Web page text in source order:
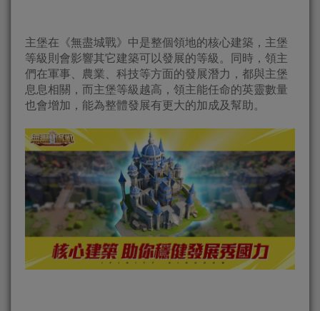
主堡在《無盡城戰》中是整個領地的核心建築，主堡
等級則會影響其它建築可以發展的等級。同時，領主
們在軍事、農業、科技等方面的發展潛力，都與主堡
息息相關，而主堡等級越高，領主能任命的英靈數量
也會增加，能為整體發展有更大的加成及幫助。